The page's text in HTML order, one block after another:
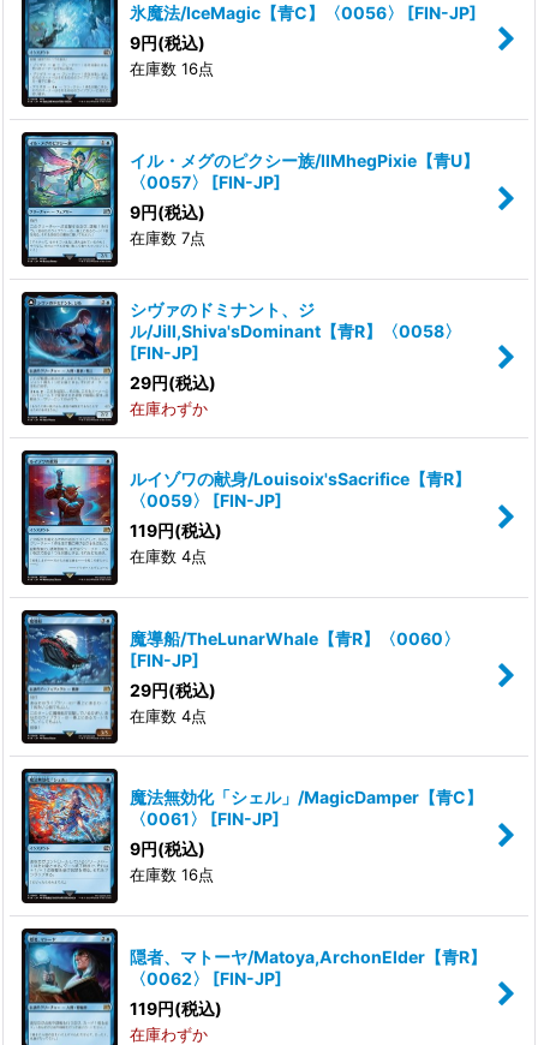
氷魔法/IceMagic【青C】〈0056〉 [FIN-JP]
9円(税込)
在庫数 16点
イル・メグのピクシー族/IlMhegPixie【青U】
〈0057〉
[FIN-JP]
9円(税込)
在庫数 7点
シヴァのドミナント、ジ
ル/Jill,Shiva'sDominant【青R】〈0058〉
[FIN-JP]
29円(税込)
在庫わずか
ルイゾワの献身/Louisoix'sSacrifice【青R】
〈0059〉
[FIN-JP]
119円(税込)
在庫数 4点
魔導船/TheLunarWhale【青R】〈0060〉
[FIN-JP]
29円(税込)
在庫数 4点
魔法無効化「シェル」/MagicDamper【青C】
〈0061〉
[FIN-JP]
9円(税込)
在庫数 16点
隠者、マトーヤ/Matoya,ArchonElder【青R】
〈0062〉
[FIN-JP]
119円(税込)
在庫わずか